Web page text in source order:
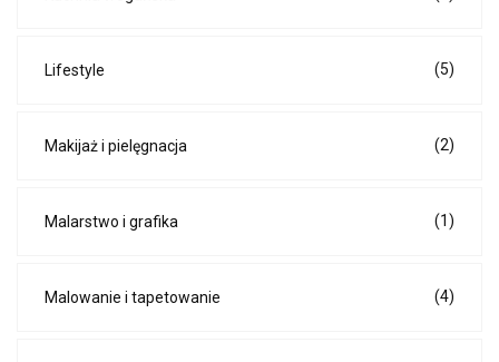
Lifestyle (5)
Makijaż i pielęgnacja (2)
Malarstwo i grafika (1)
Malowanie i tapetowanie (4)